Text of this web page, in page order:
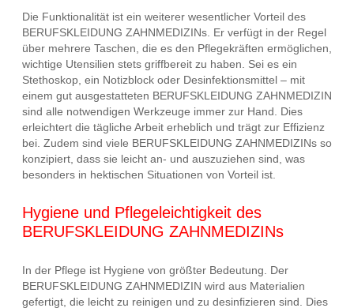
Die Funktionalität ist ein weiterer wesentlicher Vorteil des
BERUFSKLEIDUNG ZAHNMEDIZINs. Er verfügt in der Regel
über mehrere Taschen, die es den Pflegekräften ermöglichen,
wichtige Utensilien stets griffbereit zu haben. Sei es ein
Stethoskop, ein Notizblock oder Desinfektionsmittel – mit
einem gut ausgestatteten BERUFSKLEIDUNG ZAHNMEDIZIN
sind alle notwendigen Werkzeuge immer zur Hand. Dies
erleichtert die tägliche Arbeit erheblich und trägt zur Effizienz
bei. Zudem sind viele BERUFSKLEIDUNG ZAHNMEDIZINs so
konzipiert, dass sie leicht an- und auszuziehen sind, was
besonders in hektischen Situationen von Vorteil ist.
Hygiene und Pflegeleichtigkeit des
BERUFSKLEIDUNG ZAHNMEDIZINs
In der Pflege ist Hygiene von größter Bedeutung. Der
BERUFSKLEIDUNG ZAHNMEDIZIN wird aus Materialien
gefertigt, die leicht zu reinigen und zu desinfizieren sind. Dies